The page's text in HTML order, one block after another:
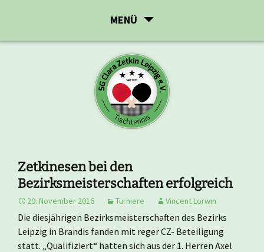
MENÜ
Zetkinesen bei den
Bezirksmeisterschaften erfolgreich
29. November 2016 Turniere Vincent Lorwin
Die diesjährigen Bezirksmeisterschaften des Bezirks
Leipzig in Brandis fanden mit reger CZ- Beteiligung
statt. „Qualifiziert“ hatten sich aus der 1. Herren Axel